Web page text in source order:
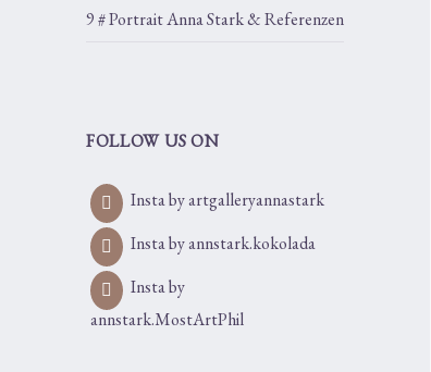
9 # Portrait Anna Stark & Referenzen
FOLLOW US ON
Insta by artgalleryannastark
Insta by annstark.kokolada
Insta by
annstark.MostArtPhil